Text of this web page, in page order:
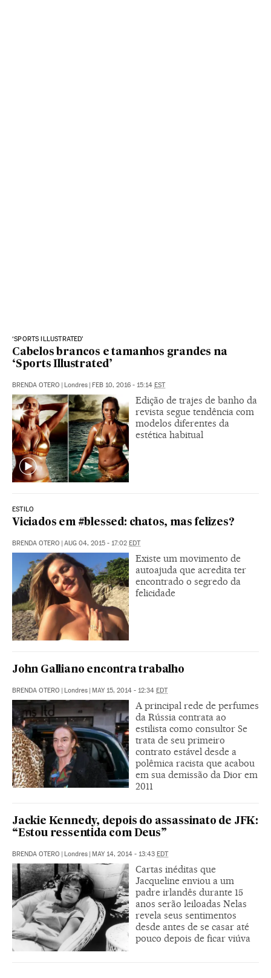
‘SPORTS ILLUSTRATED’
Cabelos brancos e tamanhos grandes na
‘Sports Illustrated’
BRENDA OTERO Londres FEB 10, 2016 - 15:14 EST
Edição de trajes de banho da
revista segue tendência com
modelos diferentes da
estética habitual
ESTILO
Viciados em #blessed: chatos, mas felizes?
BRENDA OTERO AUG 04, 2015 - 17:02 EDT
Existe um movimento de
autoajuda que acredita ter
encontrado o segredo da
felicidade
John Galliano encontra trabalho
BRENDA OTERO | Londres | MAY 15, 2014 - 12:34 EDT
A principal rede de perfumes
da Rússia contrata ao
estilista como consultor Se
trata de seu primeiro
contrato estável desde a
polêmica racista que acabou
em sua demissão da Dior em
2011
Jackie Kennedy, depois do assassinato de JFK:
“Estou ressentida com Deus”
BRENDA OTERO | Londres | MAY 14, 2014 - 13:43 EDT
Cartas inéditas que
Jacqueline enviou a um
padre irlandês durante 15
anos serão leiloadas Nelas
revela seus sentimentos
desde antes de se casar até
pouco depois de ficar viúva